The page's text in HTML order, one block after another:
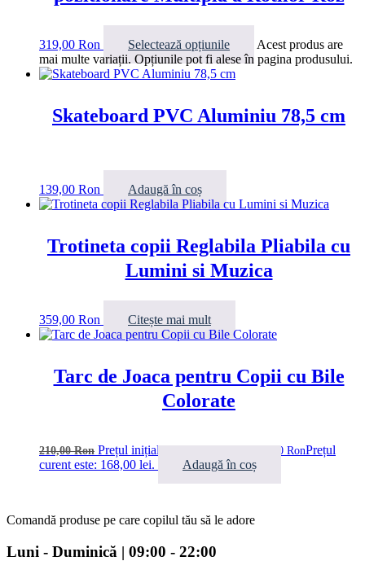
319,00 Ron Selectează opțiunile
Acest produs are
mai multe variații. Opțiunile pot fi alese în pagina produsului.
Skateboard PVC Aluminiu 78,5 cm
139,00 Ron Adaugă în coș
Trotineta copii Reglabila Pliabila cu
Lumini si Muzica
359,00 Ron Citește mai mult
Tarc de Joaca pentru Copii cu Bile
Colorate
210,00Ron Prețul inițial a fost: 210,00 lei. 168,00 RonPrețul
curent este: 168,00 lei.
Adaugă în coș
Comandă produse pe care copilul tău să le adore
Luni - Duminică | 09:00 - 22:00